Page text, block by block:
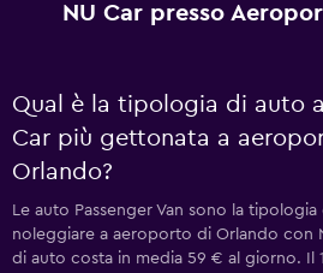
NU Car presso
Qual è la tipologia di auto
Car più gettonata a
Orlando?
Le auto Passenger Van sono la
noleggiare a aeroporto di Orlando con
di auto costa in media 59 € al giorno. Il